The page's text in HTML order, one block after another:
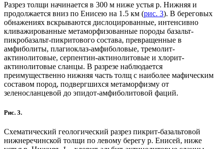
Разрез толщи начинается в 300 м ниже устья р. Нижняя и
продолжается вниз по Енисею на 1.5 км (рис. 3). В береговых
обнажениях вскрываются дислоцированные, интенсивно
кливажированные метаморфизованные породы базальт-
пикробазальт-пикритового состава, превращенные в
амфиболиты, плагиоклаз-амфиболовые, тремолит-
актинолитовые, серпентин-актинолитовые и хлорит-
актинолитовые сланцы. В разрезе наблюдается
преимущественно нижняя часть толщ с наиболее мафическим
составом пород, подвергшихся метаморфизму от
зеленосланцевой до эпидот-амфиболитовой фаций.
Рис. 3.
Схематический геологический разрез пикрит-базальтовой
нижнеречинской толщи по левому берегу р. Енисей, ниже